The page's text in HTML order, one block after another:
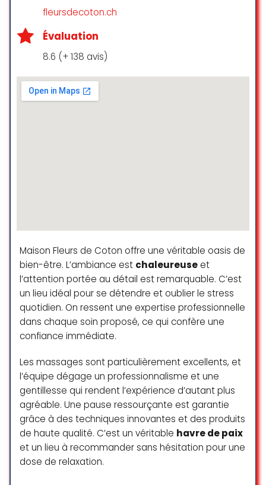
gommage / massage. Je
professionnelle et très talentueuse.
je suis sortie de cet SPA telle le
phénix qui renaît de ses cendres ❤️
Je conseille cet institut à 100%
pour un moment inoubliable
Victoire Z
victoire zanchi
Un endroit de détente et de bien-
être que je recommande ! Accueil
agréable, excellent massage &
gommage dans une ambiance
propre au doux parfum !
Très contente de ma découverte
À très bientôt !
fleursdecoton.ch
Évaluation
8.6 (+ 138 avis)
Maison Fleurs de Coton offre une véritable oasis de
bien-être. L’ambiance est chaleureuse et
l’attention portée au détail est remarquable. C’est
un lieu idéal pour se détendre et oublier le stress
quotidien. On ressent une expertise professionnelle
dans chaque soin proposé, ce qui confère une
confiance immédiate.
Les massages sont particulièrement excellents, et
l’équipe dégage un professionnalisme et une
gentillesse qui rendent l’expérience d’autant plus
agréable. Une pause ressourçante est garantie
grâce à des techniques innovantes et des produits
de haute qualité. C’est un véritable havre de paix
et un lieu à recommander sans hésitation pour une
dose de relaxation.